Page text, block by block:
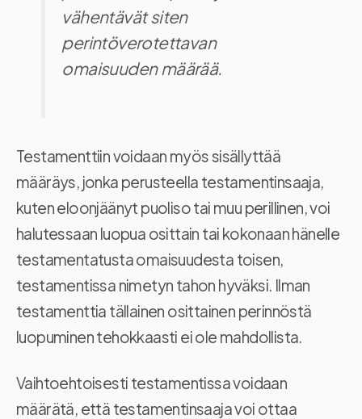
vähentävät siten
perintöverotettavan
omaisuuden määrää.
Testamenttiin voidaan myös sisällyttää
määräys, jonka perusteella testamentinsaaja,
kuten eloonjäänyt puoliso tai muu perillinen, voi
halutessaan luopua osittain tai kokonaan hänelle
testamentatusta omaisuudesta toisen,
testamentissa nimetyn tahon hyväksi. Ilman
testamenttia tällainen osittainen perinnöstä
luopuminen tehokkaasti ei ole mahdollista.
Vaihtoehtoisesti testamentissa voidaan
määrätä, että testamentinsaaja voi ottaa